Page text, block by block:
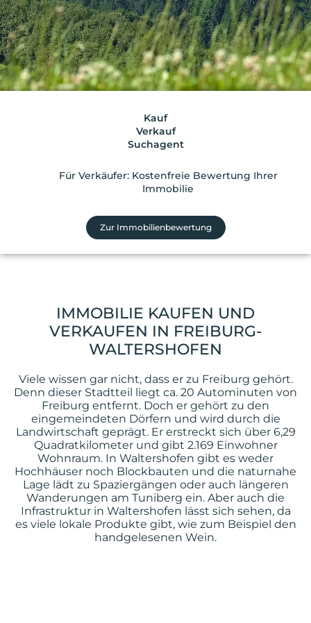
Kauf
Verkauf
Suchagent
Für Verkäufer: Kostenfreie Bewertung Ihrer
Immobilie
Zur Immobilienbewertung
IMMOBILIE KAUFEN UND
VERKAUFEN IN FREIBURG-
WALTERSHOFEN
Viele wissen gar nicht, dass er zu Freiburg gehört.
Denn dieser Stadtteil liegt ca. 20 Autominuten von
Freiburg entfernt. Doch er gehört zu den
eingemeindeten Dörfern und wird durch die
Landwirtschaft geprägt. Er erstreckt sich über 6,29
Quadratkilometer und gibt 2.169 Einwohner
Wohnraum. In Waltershofen gibt es weder
Hochhäuser noch Blockbauten und die naturnahe
Lage lädt zu Spaziergängen oder auch längeren
Wanderungen am Tuniberg ein. Aber auch die
Infrastruktur in Waltershofen lässt sich sehen, da
es viele lokale Produkte gibt, wie zum Beispiel den
handgelesenen Wein.